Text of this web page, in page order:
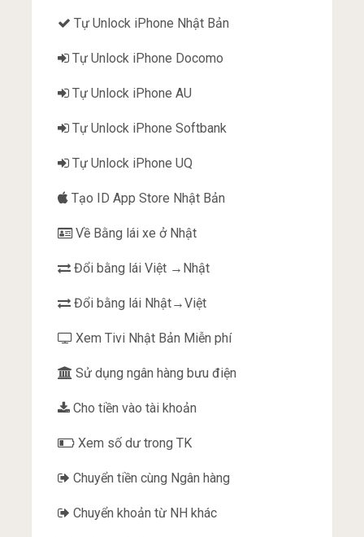
Tự Unlock iPhone Nhật Bản
Tự Unlock iPhone Docomo
Tự Unlock iPhone AU
Tự Unlock iPhone Softbank
Tự Unlock iPhone UQ
Tạo ID App Store Nhật Bản
Về Bằng lái xe ở Nhật
Đổi bằng lái Việt →Nhật
Đổi bằng lái Nhật→Việt
Xem Tivi Nhật Bản Miễn phí
Sử dụng ngân hàng bưu điện
Cho tiền vào tài khoản
Xem số dư trong TK
Chuyển tiền cùng Ngân hàng
Chuyển khoản từ NH khác